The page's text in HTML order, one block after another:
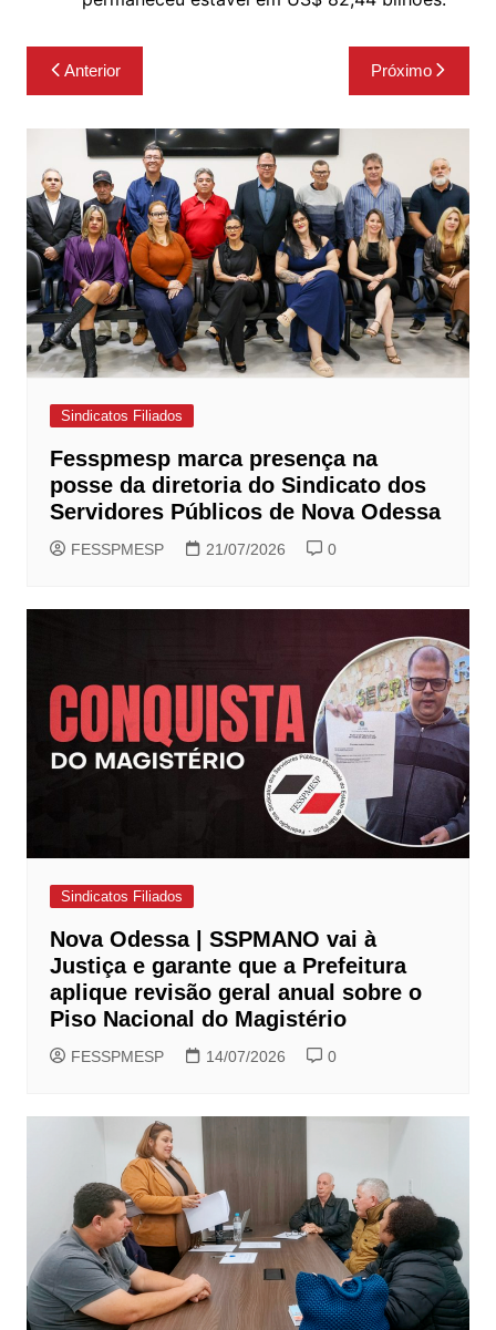
Navegação
de
Post
Anterior Próximo
Sindicatos Filiados
Fesspmesp marca presença na
posse da diretoria do Sindicato dos
Servidores Públicos de Nova Odessa
FESSPMESP 21/07/2026 0
Sindicatos Filiados
Nova Odessa | SSPMANO vai à
Justiça e garante que a Prefeitura
aplique revisão geral anual sobre o
Piso Nacional do Magistério
FESSPMESP 14/07/2026 0